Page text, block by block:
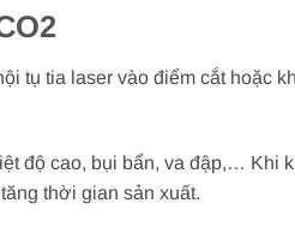
tụ tia laser vào điểm cắt hoặc
độ cao, bụi bẩn, va đập,… Khi
thời gian sản xuất.